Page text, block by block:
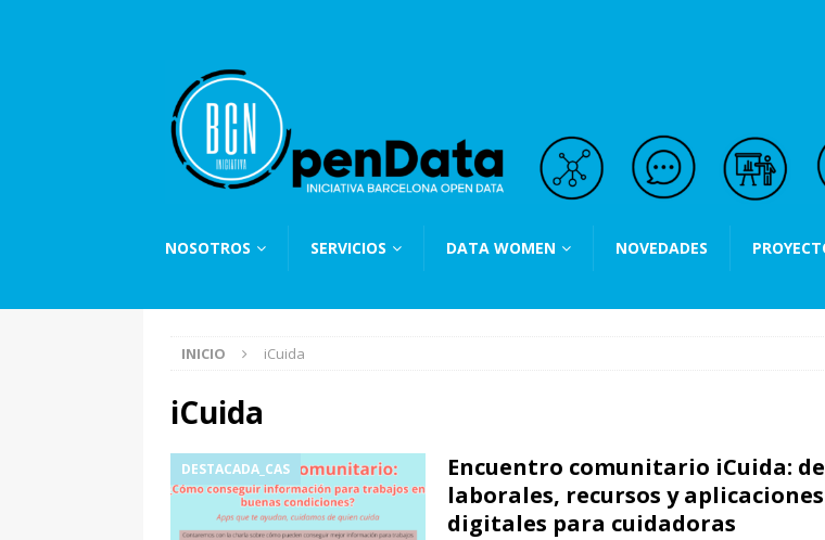
NOSOTROS SERVICIOS DATA WOMEN NOVEDADES
INICIO iCuida
iCuida
DESTACADA_CAS
Encuentro comunitario iCuida:
laborales, recursos y aplicaciones
digitales para cuidadoras